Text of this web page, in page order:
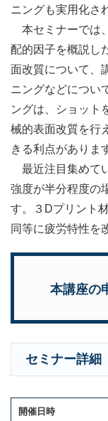
ニングも実用化さ
本セミナーでは
配的因子を概説し
面改質について、
ニングなどについ
ングは、ショット
械的表面改質を行
きる利点がありま
最近注目集めて
強度が半分程度の
す。３Dプリント
同等に疲労特性を
本講座の
セミナー詳細
開催日時